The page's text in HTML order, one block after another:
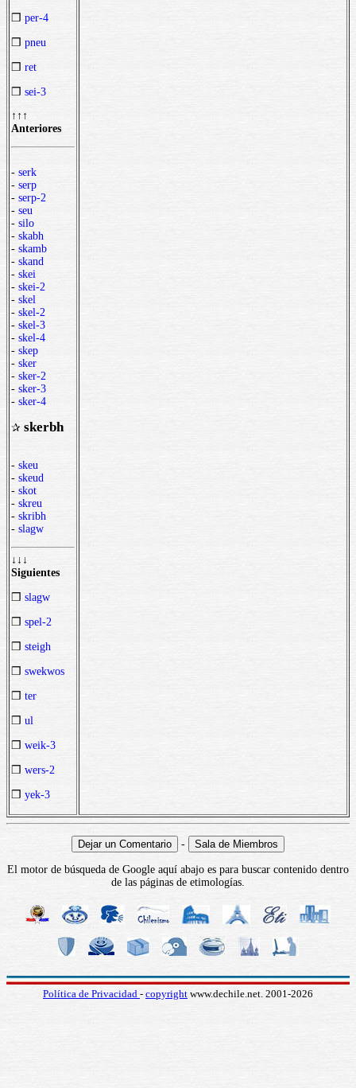
❒ per-4
❒ pneu
❒ ret
❒ sei-3
↑↑↑
Anteriores
- serk
- serp
- serp-2
- seu
- silo
- skabh
- skamb
- skand
- skei
- skei-2
- skel
- skel-2
- skel-3
- skel-4
- skep
- sker
- sker-2
- sker-3
- sker-4
✰ skerbh
- skeu
- skeud
- skot
- skreu
- skribh
- slagw
↓↓↓
Siguientes
❒ slagw
❒ spel-2
❒ steigh
❒ swekwos
❒ ter
❒ ul
❒ weik-3
❒ wers-2
❒ yek-3
-
El motor de búsqueda de Google aquí abajo es para buscar contenido dentro
de las páginas de etimologías.
Política de Privacidad - copyright www.dechile.net. 2001-2026